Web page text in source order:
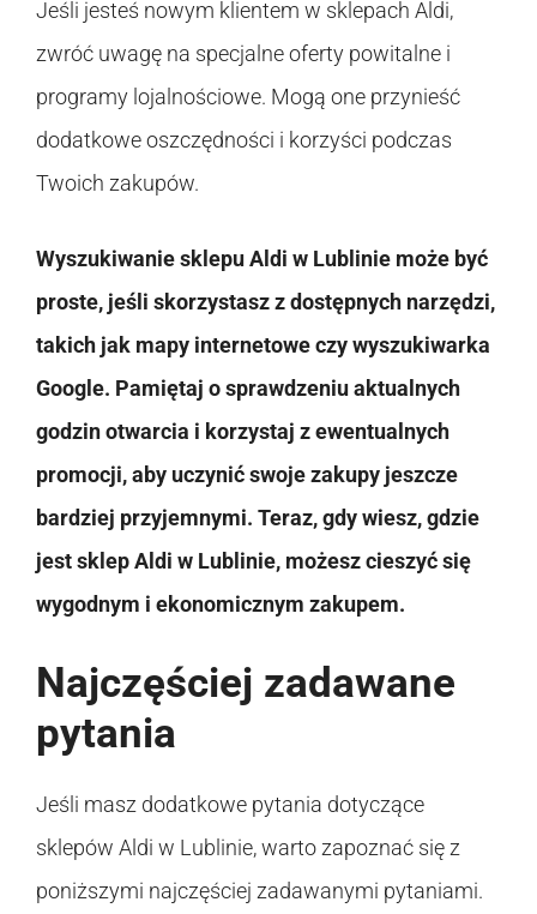
Jeśli jesteś nowym klientem w sklepach Aldi,
zwróć uwagę na specjalne oferty powitalne i
programy lojalnościowe. Mogą one przynieść
dodatkowe oszczędności i korzyści podczas
Twoich zakupów.
Wyszukiwanie sklepu Aldi w Lublinie może być
proste, jeśli skorzystasz z dostępnych narzędzi,
takich jak mapy internetowe czy wyszukiwarka
Google. Pamiętaj o sprawdzeniu aktualnych
godzin otwarcia i korzystaj z ewentualnych
promocji, aby uczynić swoje zakupy jeszcze
bardziej przyjemnymi. Teraz, gdy wiesz, gdzie
jest sklep Aldi w Lublinie, możesz cieszyć się
wygodnym i ekonomicznym zakupem.
Najczęściej zadawane
pytania
Jeśli masz dodatkowe pytania dotyczące
sklepów Aldi w Lublinie, warto zapoznać się z
poniższymi najczęściej zadawanymi pytaniami.